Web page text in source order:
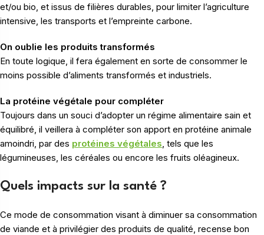
et/ou bio, et issus de filières durables, pour limiter l’agriculture
intensive, les transports et l’empreinte carbone.
On oublie les produits transformés
En toute logique, il fera également en sorte de consommer le
moins possible d’aliments transformés et industriels.
La protéine végétale pour compléter
Toujours dans un souci d’adopter un régime alimentaire sain et
équilibré, il veillera à compléter son apport en protéine animale
amoindri, par des protéines végétales tels que les
légumineuses, les céréales ou encore les fruits oléagineux.
Quels impacts sur la santé ?
Ce mode de consommation visant à diminuer sa consommation
de viande et à privilégier des produits de qualité, recense bon